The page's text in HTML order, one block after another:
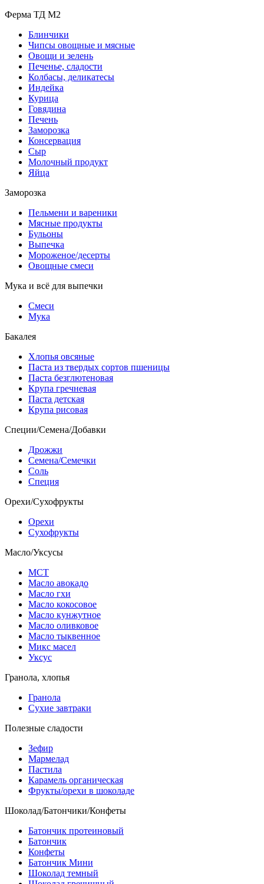
Ферма ТД М2
Блинчики
Чипсы овощные и мясные
Овощи и зелень
Печенье, сладости
Колбасы, деликатесы
Индейка
Курица
Говядина
Печень
Заморозка
Консервация
Сыр
Молочный продукт
Яйца
Заморозка
Пельмени и вареники
Мясные продукты
Бульоны
Выпечка
Мороженое/десерты
Овощные смеси
Мука и всё для выпечки
Смеси
Мука
Бакалея
Хлопья овсяные
Паста из твердых сортов пшеницы
Паста безглютеновая
Крупа гречневая
Паста детская
Крупа рисовая
Специи/Семена/Добавки
Дрожжи
Семена/Семечки
Соль
Специя
Орехи/Сухофрукты
Орехи
Сухофрукты
Масло/Уксусы
МСТ
Масло авокадо
Масло гхи
Масло кокосовое
Масло кунжутное
Масло оливковое
Масло тыквенное
Микс масел
Уксус
Гранола, хлопья
Гранола
Сухие завтраки
Полезные сладости
Зефир
Мармелад
Пастила
Карамель органическая
Фрукты/орехи в шоколаде
Шоколад/Батончики/Конфеты
Батончик протеиновый
Батончик
Конфеты
Батончик Мини
Шоколад темный